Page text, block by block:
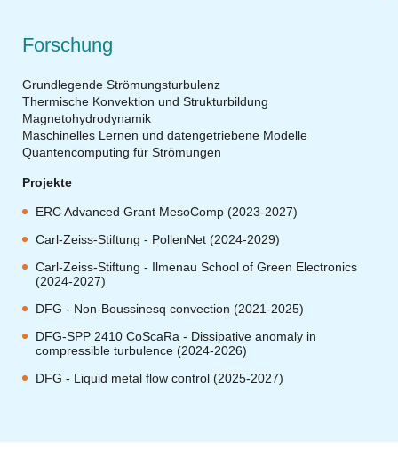
Forschung
Grundlegende Strömungsturbulenz
Thermische Konvektion und Strukturbildung
Magnetohydrodynamik
Maschinelles Lernen und datengetriebene Modelle
Quantencomputing für Strömungen
Projekte
ERC Advanced Grant MesoComp (2023-2027)
Carl-Zeiss-Stiftung - PollenNet (2024-2029)
Carl-Zeiss-Stiftung - Ilmenau School of Green Electronics
(2024-2027)
DFG - Non-Boussinesq convection (2021-2025)
DFG-SPP 2410 CoScaRa - Dissipative anomaly in
compressible turbulence (2024-2026)
DFG - Liquid metal flow control (2025-2027)